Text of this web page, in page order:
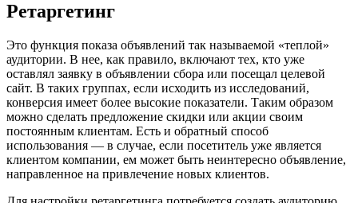
Ретаргетинг
Это функция показа объявлений так называемой «теплой»
аудитории. В нее, как правило, включают тех, кто уже
оставлял заявку в объявлении сбора или посещал целевой
сайт. В таких группах, если исходить из исследований,
конверсия имеет более высокие показатели. Таким образом
можно сделать предложение скидки или акции своим
постоянным клиентам. Есть и обратный способ
использования — в случае, если посетитель уже является
клиентом компании, ем может быть неинтересно объявление,
направленное на привлечение новых клиентов.